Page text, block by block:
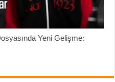
Yeni Gelişme: